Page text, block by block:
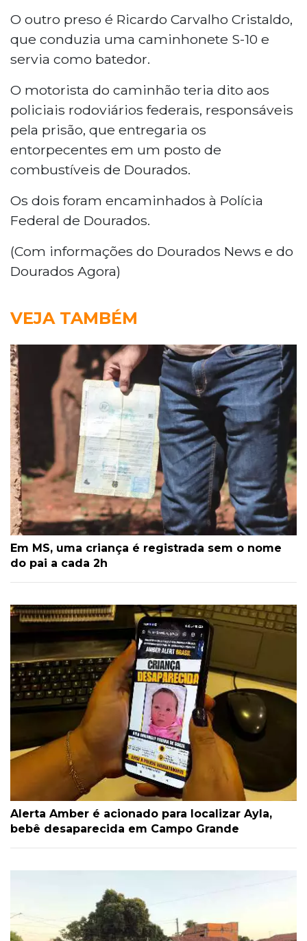
O outro preso é Ricardo Carvalho Cristaldo,
que conduzia uma caminhonete S-10 e
servia como batedor.
O motorista do caminhão teria dito aos
policiais rodoviários federais, responsáveis
pela prisão, que entregaria os
entorpecentes em um posto de
combustíveis de Dourados.
Os dois foram encaminhados à Polícia
Federal de Dourados.
(Com informações do Dourados News e do
Dourados Agora)
VEJA TAMBÉM
Em MS, uma criança é registrada sem o nome
do pai a cada 2h
Alerta Amber é acionado para localizar Ayla,
bebê desaparecida em Campo Grande